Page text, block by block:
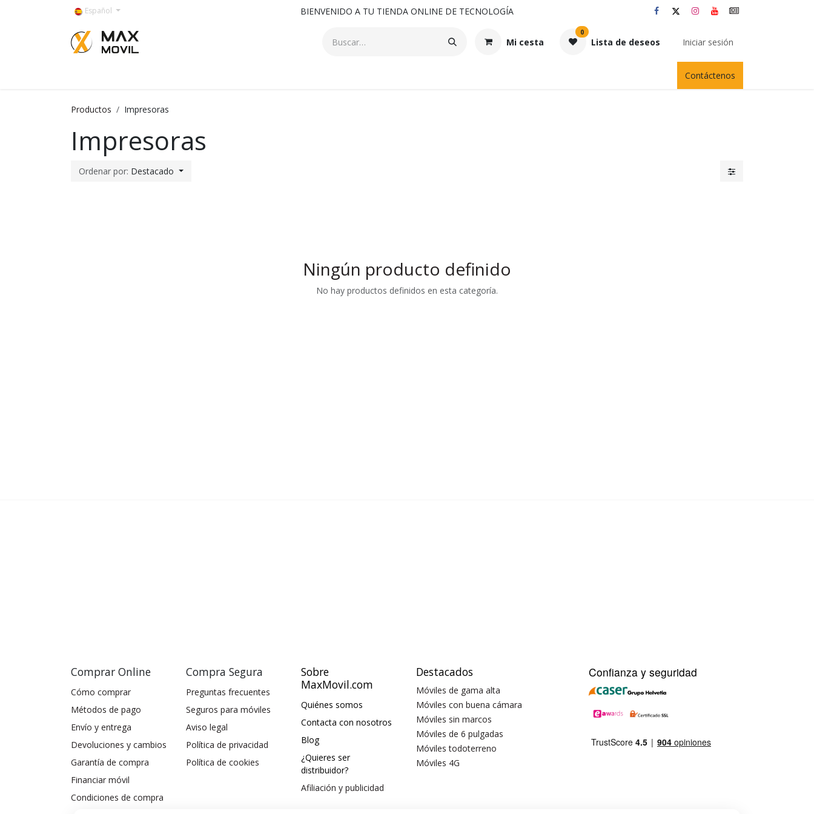
Español BIENVENIDO A TU TIENDA ONLINE DE TECNOLOGÍA
Mi cesta
0
Lista de deseos Iniciar sesión
Contáctenos
Productos Impresoras
Impresoras
Ordenar por: Destacado
Ningún producto definido
No hay productos definidos en esta categoría.
Comprar Online
Cómo comprar
Métodos de pago
Envío y entrega
Devoluciones y cambios
Garantía de compra
Financiar móvil
Condiciones de compra
Compra Segura
Preguntas frecuentes
Seguros para móviles
Aviso legal
Política de privacidad
Política de cookies
Sobre
MaxMovil.com
Quiénes somos
Contacta con nosotros
Blog
¿Quieres ser
distribuidor?
Afiliación y publicidad
Destacados
Móviles de gama alta
Móviles con buena cámara
Móviles sin marcos
Móviles de 6 pulgadas
Móviles todoterreno
Móviles 4G
Confianza y seguridad